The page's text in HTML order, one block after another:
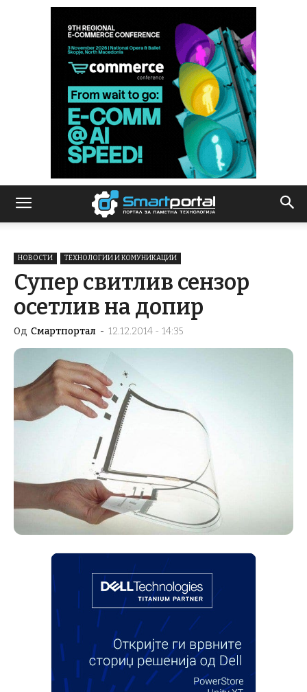
НОВОСТИ ТЕХНОЛОГИИ И КОМУНИКАЦИИ
Супер свитлив сензор
осетлив на допир
Од Смартпортал - 12.12.2014 - 14:35